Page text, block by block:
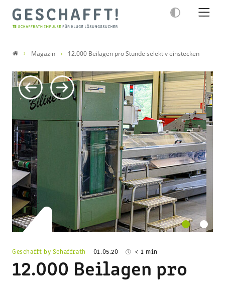
Magazin 12.000 Beilagen pro Stunde selektiv einstecken
Geschafft by Schaffrath 01.05.20 < 1 min
12.000 Beilagen pro